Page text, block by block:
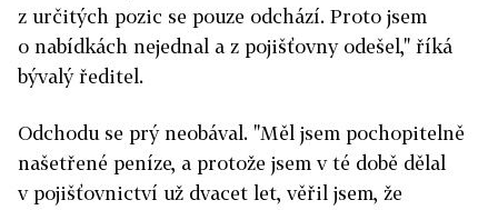
z určitých pozic se pouze odchází. Proto jsem
o nabídkách nejednal a z pojišťovny odešel," říká
bývalý ředitel.
Odchodu se prý neobával. "Měl jsem pochopitelně
našetřené peníze, a protože jsem v té době dělal
v pojišťovnictví už dvacet let, věřil jsem, že